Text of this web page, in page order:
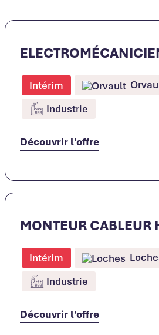
Intérim
Industrie
Découvrir l'offre
MONTEUR CABLEUR
Intérim
Industrie
Découvrir l'offre